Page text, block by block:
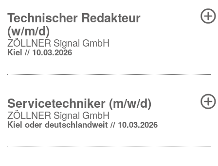
Technischer Redakteur
(w/m/d)
ZÖLLNER Signal GmbH
Kiel // 10.03.2026
Servicetechniker (m/w/d)
ZÖLLNER Signal GmbH
Kiel oder deutschlandweit // 10.03.2026